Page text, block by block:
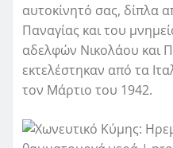
αυτοκίνητό σας, δίπλα
Παναγίας και του
αδελφών Νικολάου και
εκτελέστηκαν από τα
τον Μάρτιο του 1942.